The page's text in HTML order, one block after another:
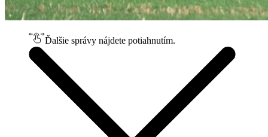
Ďalšie správy nájdete potiahnutím.